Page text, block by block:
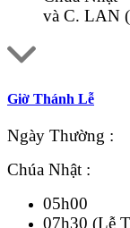
và C. LAN
Giờ Thánh Lễ
Ngày Thường :
Chúa Nhật :
05h00
07h30 (Lễ